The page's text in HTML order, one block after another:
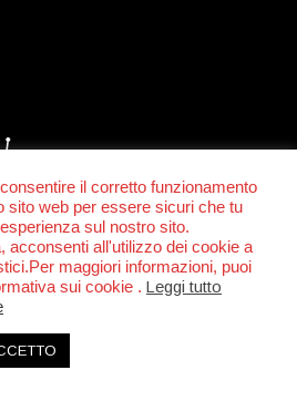
P.IVA 06157210631
il corretto funzionamento
sito web per essere sicuri che tu
sul nostro sito.
acconsenti all'utilizzo dei cookie a
maggiori informazioni, puoi
sui cookie . Leggi tutto